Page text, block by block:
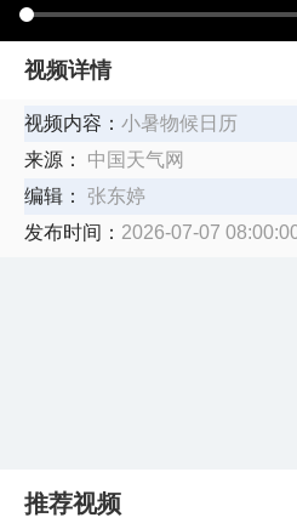
视频详情
视频内容： 小暑物候日历
来源：
中国天气网
编辑：
张东婷
发布时间： 2026-07-07
推荐视频